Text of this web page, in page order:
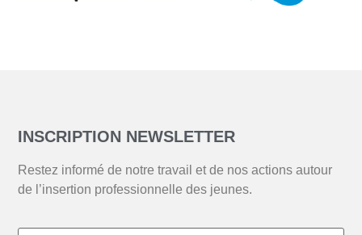
INSCRIPTION NEWSLETTER
Restez informé de notre travail et de nos actions autour
de l’insertion professionnelle des jeunes.